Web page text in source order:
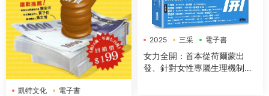
凱特文化 電子書
2025 三采 電子書
女力全開：首本從荷爾蒙出
發、針對女性專屬生理機制與